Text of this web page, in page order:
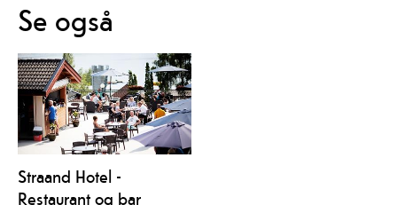
Se også
Straand Hotel -
Restaurant og bar